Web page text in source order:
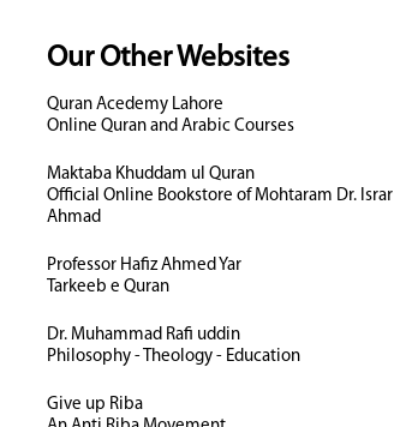
Our Other Websites
Quran Acedemy Lahore
Online Quran and Arabic Courses
Maktaba Khuddam ul Quran
Official Online Bookstore of Mohtaram Dr. Israr
Ahmad
Professor Hafiz Ahmed Yar
Tarkeeb e Quran
Dr. Muhammad Rafi uddin
Philosophy - Theology - Education
Give up Riba